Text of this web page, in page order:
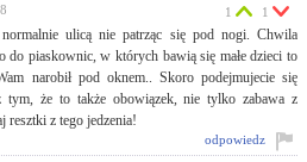
ulicą nie patrząc się pod nogi. Chwila
do piaskownic, w których bawią się małe dzieci to
narobił pod oknem.. Skoro podejmujecie się
tym, że to także obowiązek, nie tylko zabawa z
resztki z tego jedzenia!
1 1
odpowiedz